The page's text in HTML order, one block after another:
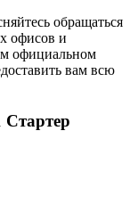
обращаться
офисов и
официальном
вам всю
Стартер